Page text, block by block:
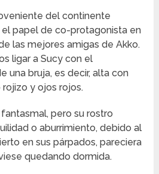
del continente
papel de co-protagonista en
las mejores amigas de Akko.
ligar a Sucy con el
una bruja, es decir, alta con
y ojos rojos.
pero su rostro
o aburrimiento, debido al
en sus párpados, pareciera
quedando dormida.